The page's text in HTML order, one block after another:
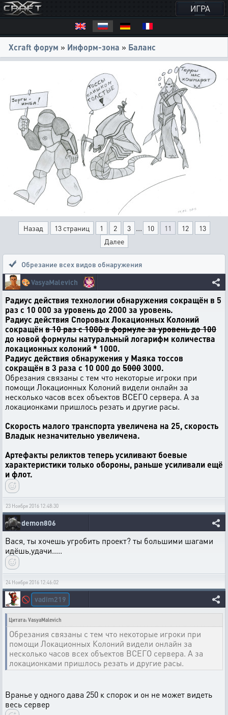
ИГРА
Xcraft форум » Информ-зона » Баланс
Назад 13 страниц 1 2 3 ... 10 11 12
13
Далее
Обрезание всех видов обнаружения
🎨VasyaMalevich
Радиус действия технологии обнаружения сокращён в 5
раз с 10 000 за уровень до 2000 за уровень.
Радиус действия Споровых Локационных Колоний
сокращён в 10 раз с 1000 в формуле за уровень до 100
до новой формулы натуральный логарифм количества
локационных колоний * 1000.
Радиус действия обнаружения у Маяка тоссов
сокращён в 3 раза с 10 000 до 50003000.
Обрезания связаны с тем что некоторые игроки при
помощи Локационных Колоний видели онлайн за
несколько часов всех объектов ВСЕГО сервера. А за
локационками пришлось резать и другие расы.
Скорость малого транспорта увеличена на 25, скорость
Владык незначительно увеличена.
Артефакты реликтов теперь усиливают боевые
характеристики только обороны, раньше усиливали ещё
и флот.
23 Ноября 2016 12:48:30
demon806
Вася, ты хочешь угробить проект? ты большими шагами
идёшь,удачи.....
24 Ноября 2016 12:46:02
🚫 vadim219
Цитата: VasyaMalevich
Обрезания связаны с тем что некоторые игроки при
помощи Локационных Колоний видели онлайн за
несколько часов всех объектов ВСЕГО сервера. А за
локационками пришлось резать и другие расы.
Вранье у одного дава 250 к спорок и он не может видеть
весь сервер